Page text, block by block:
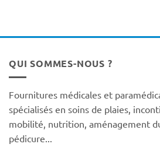
QUI SOMMES-NOUS ?
Fournitures médicales et
spécialisés en soins de plaies,
mobilité, nutrition, aménagement
pédicure...